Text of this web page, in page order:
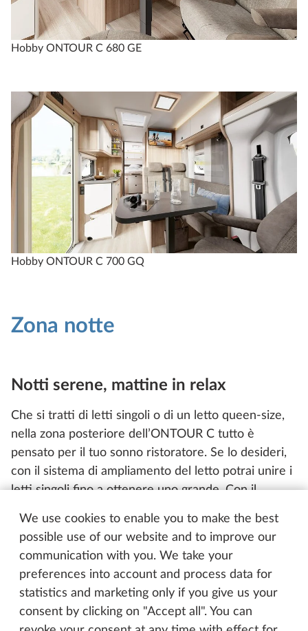
We use cookies to enable you to make the best
possible use of our website and to improve our
communication with you. We take your
preferences into account and process data for
statistics and marketing only if you give us your
consent by clicking on "Accept all". You can
Hobby ONTOUR C 680 GE
Hobby ONTOUR C 700 GQ
Zona notte
Notti serene, mattine in relax
Che si tratti di letti singoli o di un letto queen-size,
nella zona posteriore dell’ONTOUR C tutto è
pensato per il tuo sonno ristoratore. Se lo desideri,
con il sistema di ampliamento del letto potrai unire i
letti singoli fino a ottenere uno grande. Con il
in lattice di qualità sarai riposato al mattino e pronto
per una nuova giornata.